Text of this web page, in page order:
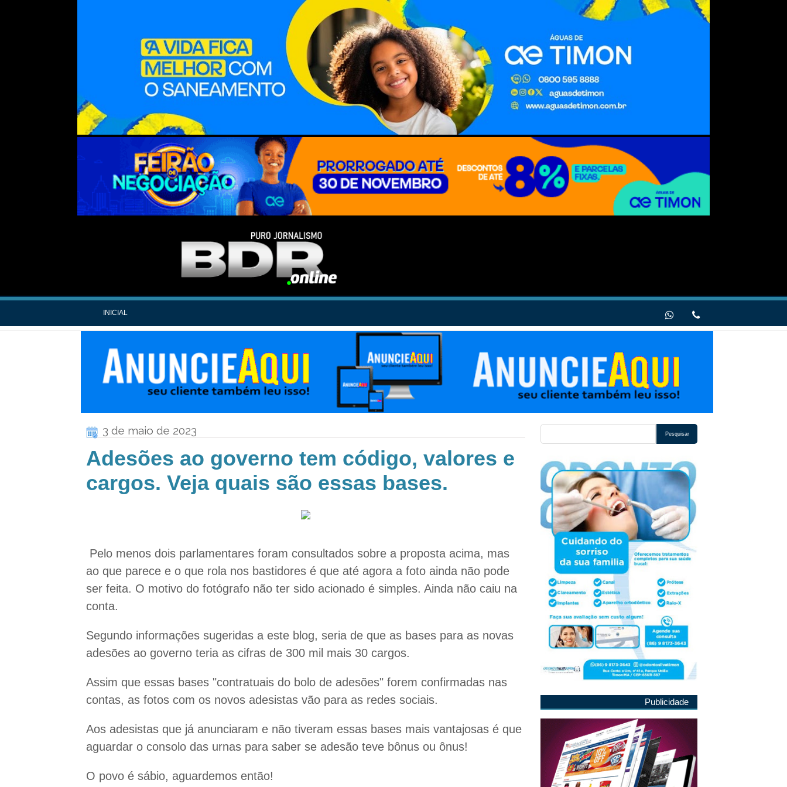
INICIAL
3 de maio de 2023
Adesões ao governo tem código, valores e
cargos. Veja quais são essas bases.
Pelo menos dois parlamentares foram consultados sobre a proposta acima, mas
ao que parece e o que rola nos bastidores é que até agora a foto ainda não pode
ser feita. O motivo do fotógrafo não ter sido acionado é simples. Ainda não caiu na
conta.
Segundo informações sugeridas a este blog, seria de que as bases para as novas
adesões ao governo teria as cifras de 300 mil mais 30 cargos.
Assim que essas bases "contratuais do bolo de adesões" forem confirmadas nas
contas, as fotos com os novos adesistas vão para as redes sociais.
Aos adesistas que já anunciaram e não tiveram essas bases mais vantajosas é que
aguardar o consolo das urnas para saber se adesão teve bônus ou ônus!
O povo é sábio, aguardemos então!
Publicidade